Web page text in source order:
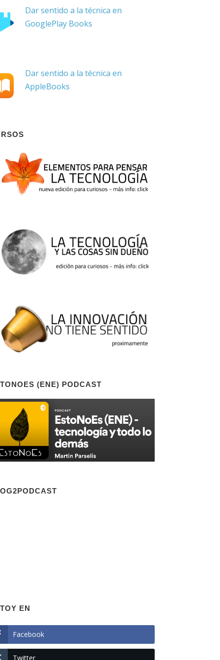
Dar sentido a la técnica en
GooglePlay Books
Dar sentido a la técnica en
AppleBooks
(ENE) PODCAST
EN
Facebook
Twitter